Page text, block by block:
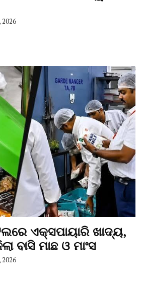
2026
ଏକ୍ସପାୟାରି ଖାଦ୍ୟ,
ବାସି ମାଛ ଓ ମାଂସ
2026